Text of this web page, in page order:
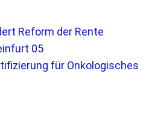
Reform der Rente
05
für Onkologisches